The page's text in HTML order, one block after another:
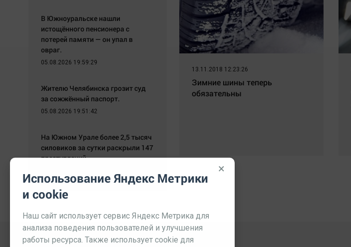
13.11.2018 12:23:26
Зимние шины теперь
обязательны
В Южноуральске нашли
истощённого пенсионера с
потерей памяти — он упал в
овраг.
05.08.2026 19:59:29
Жителю Челябинска грозит суд
за сожжённый паспорт.
05.08.2026 19:51:42
На Южном Урале более 2,5 тысяч
силовиков за сутки раскрыли 147
преступлений.
×
Использование Яндекс Метрики
и cookie
Наш сайт использует сервис Яндекс Метрика для
анализа поведения пользователей и улучшения
работы ресурса. Также использует cookie для